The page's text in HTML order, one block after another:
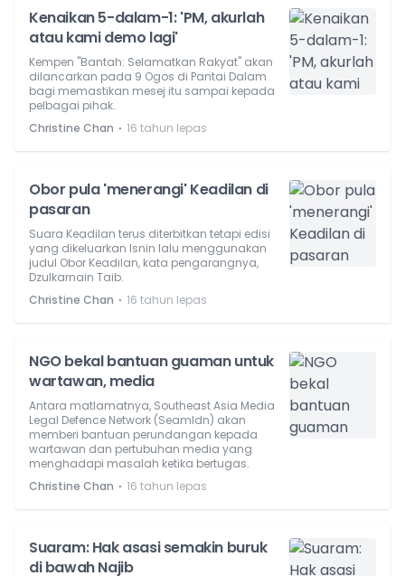
Kenaikan 5-dalam-1: 'PM, akurlah
atau kami demo lagi'
Kempen "Bantah: Selamatkan Rakyat" akan
dilancarkan pada 9 Ogos di Pantai Dalam
bagi memastikan mesej itu sampai kepada
pelbagai pihak.
Christine Chan ⋅ 16 tahun lepas
Obor pula 'menerangi' Keadilan di
pasaran
Suara Keadilan terus diterbitkan tetapi edisi
yang dikeluarkan Isnin lalu menggunakan
judul Obor Keadilan, kata pengarangnya,
Dzulkarnain Taib.
Christine Chan ⋅ 16 tahun lepas
NGO bekal bantuan guaman untuk
wartawan, media
Antara matlamatnya, Southeast Asia Media
Legal Defence Network (Seamldn) akan
memberi bantuan perundangan kepada
wartawan dan pertubuhan media yang
menghadapi masalah ketika bertugas.
Christine Chan ⋅ 16 tahun lepas
Suaram: Hak asasi semakin buruk
di bawah Najib